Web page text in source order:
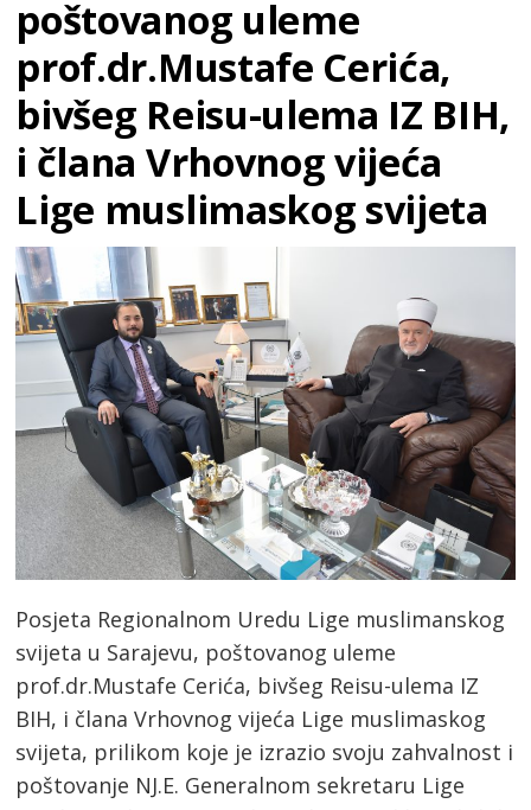
poštovanog uleme
prof.dr.Mustafe Cerića,
bivšeg Reisu-ulema IZ BIH,
i člana Vrhovnog vijeća
Lige muslimaskog svijeta
Posjeta Regionalnom Uredu Lige muslimanskog
svijeta u Sarajevu, poštovanog uleme
prof.dr.Mustafe Cerića, bivšeg Reisu-ulema IZ
BIH, i člana Vrhovnog vijeća Lige muslimaskog
svijeta, prilikom koje je izrazio svoju zahvalnost i
poštovanje NJ.E. Generalnom sekretaru Lige